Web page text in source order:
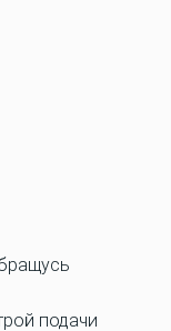
подачи